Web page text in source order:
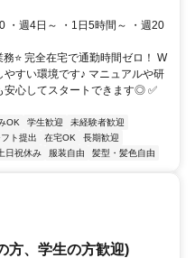
・週4日～ ・1日5時間～ ・週20
⭐ 完全在宅で通勤時間ゼロ！ W
すい環境です♪ マニュアルや研
安心してスタートできます◎ ✅
OK 学生歓迎
未経験者歓迎
ト提出 在宅OK
長期歓迎
日祝休み 服装自由 髪型・髪色自由
方、学生の方歓迎)